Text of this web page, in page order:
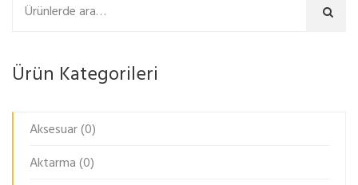
Ara
Ürün Kategorileri
Aksesuar(0)
Aktarma(0)